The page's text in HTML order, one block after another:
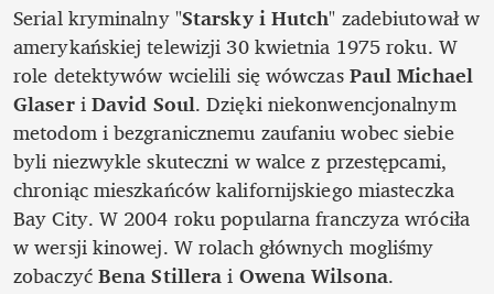
Serial kryminalny "Starsky i Hutch" zadebiutował w
amerykańskiej telewizji 30 kwietnia 1975 roku. W
role detektywów wcielili się wówczas Paul Michael
Glaser i David Soul. Dzięki niekonwencjonalnym
metodom i bezgranicznemu zaufaniu wobec siebie
byli niezwykle skuteczni w walce z przestępcami,
chroniąc mieszkańców kalifornijskiego miasteczka
Bay City. W 2004 roku popularna franczyza wróciła
w wersji kinowej. W rolach głównych mogliśmy
zobaczyć Bena Stillera i Owena Wilsona.